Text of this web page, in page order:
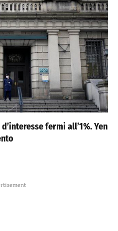
fermi all’1%. Yen